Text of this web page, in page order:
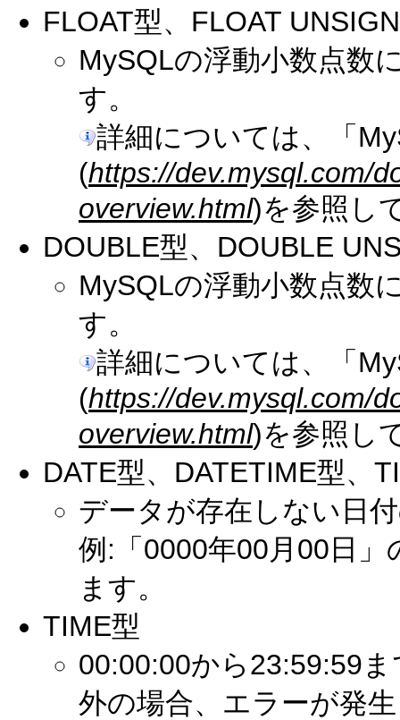
FLOAT型、FLOAT
MySQLの浮動小数点数
す。
詳細については、「
(https://dev.mysql.com/
overview.html)を参照し
DOUBLE型、DOUBLE
MySQLの浮動小数点数
す。
詳細については、「
(https://dev.mysql.com/
overview.html)を参照し
DATE型、DATETIME型、
データが存在しない日
例:「0000年00月00日
ます。
TIME型
00:00:00から23:59:59
外の場合、エラーが発